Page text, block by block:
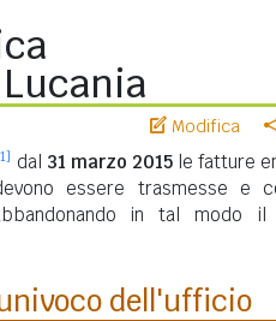
Modifica
dal 31 marzo 2015le fatture
essere trasmesse e
in tal modo il
dell'ufficio